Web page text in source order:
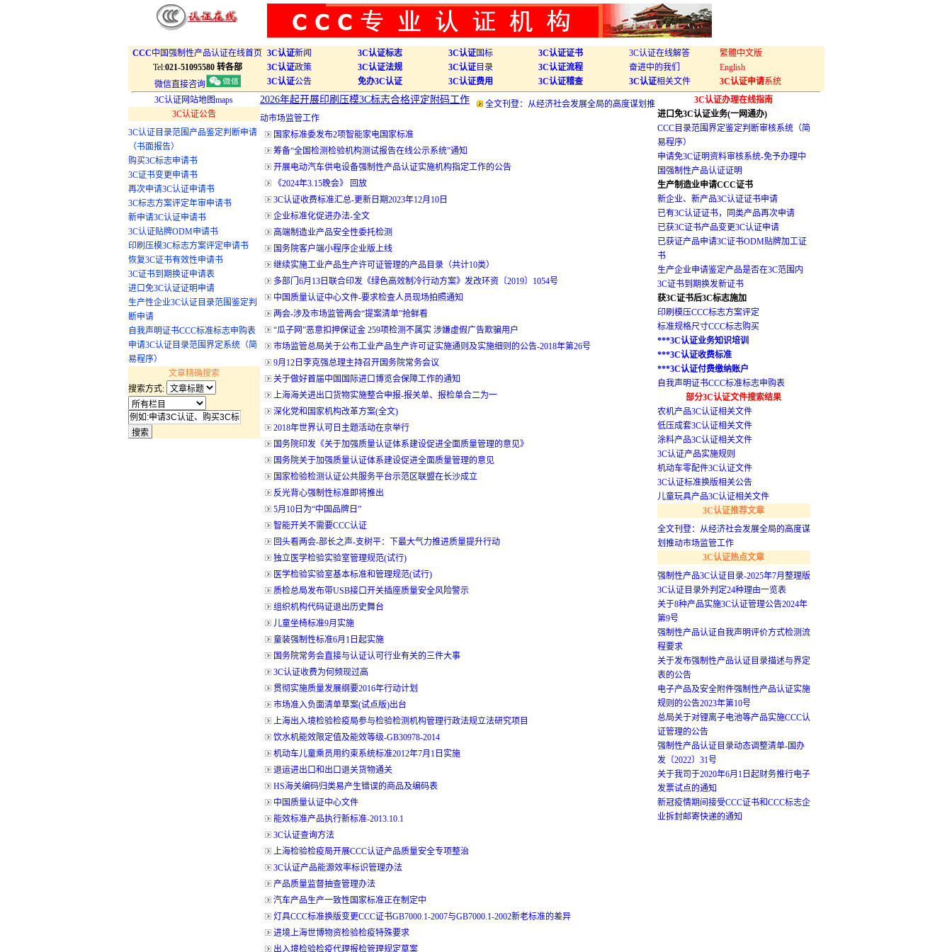
CCC中国强制性产品认证在线首页
Tel:021-51095580 转各部
微信直接咨询
3C认证新闻
3C认证政策
3C认证公告
3C认证标志
3C认证法规
免办3C认证
3C认证国标
3C认证目录
3C认证费用
3C认证证书
3C认证流程
3C认证稽查
3C认证在线解答
奋进中的我们
3C认证相关文件
繁體中文版
English
3C认证申请系统
3C认证网站地图maps
3C认证公告
3C认证目录范围产品鉴定判断申请
（书面报告）
购买3C标志申请书
3C证书变更申请书
再次申请3C认证申请书
3C标志方案评定年审申请书
新申请3C认证申请书
3C认证贴牌ODM申请书
印刷压模3C标志方案评定申请书
恢复3C证书有效性申请书
3C证书到期换证申请表
进口免3C认证证明申请
生产性企业3C认证目录范围鉴定判
断申请
自我声明证书CCC标准标志申购表
申请3C认证目录范围界定系统（简
易程序）
文章精确搜索
搜索方式:
2026年起开展印刷压模3C标志合格评定附码工作
全文刊登：从经济社会发展全局的高度谋划推
动市场监管工作
国家标准委发布2项智能家电国家标准
筹备“全国检测检验机构测试报告在线公示系统”通知
开展电动汽车供电设备强制性产品认证实施机构指定工作的公告
《2024年3.15晚会》 回放
3C认证收费标准汇总-更新日期2023年12月10日
企业标准化促进办法-全文
高端制造业产品安全性委托检测
国务院客户端小程序企业版上线
继续实施工业产品生产许可证管理的产品目录（共计10类）
多部门6月13日联合印发《绿色高效制冷行动方案》发改环资〔2019〕1054号
中国质量认证中心文件-要求检查人员现场拍照通知
两会-涉及市场监管两会“提案清单”抢鲜看
“瓜子网”恶意扣押保证金 259项检测不属实 涉嫌虚假广告欺骗用户
市场监管总局关于公布工业产品生产许可证实施通则及实施细则的公告-2018年第26号
9月12日李克强总理主持召开国务院常务会议
关于做好首届中国国际进口博览会保障工作的通知
上海海关进出口货物实施整合申报-报关单、报检单合二为一
深化党和国家机构改革方案(全文)
2018年世界认可日主题活动在京举行
国务院印发《关于加强质量认证体系建设促进全面质量管理的意见》
国务院关于加强质量认证体系建设促进全面质量管理的意见
国家检验检测认证公共服务平台示范区联盟在长沙成立
反光背心强制性标准即将推出
5月10日为“中国品牌日”
智能开关不需要CCC认证
回头看两会-部长之声-支树平：下最大气力推进质量提升行动
独立医学检验实验室管理规范(试行)
医学检验实验室基本标准和管理规范(试行)
质检总局发布带USB接口开关插座质量安全风险警示
组织机构代码证退出历史舞台
儿童坐椅标准9月实施
童装强制性标准6月1日起实施
国务院常务会直接与认证认可行业有关的三件大事
3C认证收费为何频现过高
贯彻实施质量发展纲要2016年行动计划
市场准入负面清单草案(试点版)出台
上海出入境检验检疫局参与检验检测机构管理行政法规立法研究项目
饮水机能效限定值及能效等级-GB30978-2014
机动车儿童乘员用约束系统标准2012年7月1日实施
退运进出口和出口退关货物通关
HS海关编码归类易产生错误的商品及编码表
中国质量认证中心文件
能效标准产品执行新标准-2013.10.1
3C认证查询方法
上海检验检疫局开展CCC认证产品质量安全专项整治
3C认证产品能源效率标识管理办法
产品质量监督抽查管理办法
汽车产品生产一致性国家标准正在制定中
灯具CCC标准换版变更CCC证书GB7000.1-2007与GB7000.1-2002新老标准的差异
进境上海世博物资检验检疫特殊要求
出入境检验检疫代理报检管理规定草案
3C认证办理在线指南
进口免3C认证业务(一网通办)
CCC目录范围界定鉴定判断审核系统（简
易程序）
申请免3C证明资料审核系统-免予办理中
国强制性产品认证证明
生产制造业申请CCC证书
新企业、新产品3C认证证书申请
已有3C认证证书，同类产品再次申请
已获3C证书产品变更3C认证申请
已获证产品申请3C证书ODM贴牌加工证
书
生产企业申请鉴定产品是否在3C范围内
3C证书到期换发新证书
获3C证书后3C标志施加
印刷模压CCC标志方案评定
标准规格尺寸CCC标志购买
***3C认证业务知识培训
***3C认证收费标准
***3C认证付费缴纳账户
自我声明证书CCC标准标志申购表
部分3C认证文件搜索结果
农机产品3C认证相关文件
低压成套3C认证相关文件
涂料产品3C认证相关文件
3C认证产品实施规则
机动车零配件3C认证文件
3C认证标准换版相关公告
儿童玩具产品3C认证相关文件
3C认证推荐文章
全文刊登：从经济社会发展全局的高度谋
划推动市场监管工作
3C认证热点文章
强制性产品3C认证目录-2025年7月整理版
3C认证目录外判定24种理由一览表
关于8种产品实施3C认证管理公告2024年
第9号
强制性产品认证自我声明评价方式检测流
程要求
关于发布强制性产品认证目录描述与界定
表的公告
电子产品及安全附件强制性产品认证实施
规则的公告2023年第10号
总局关于对锂离子电池等产品实施CCC认
证管理的公告
强制性产品认证目录动态调整清单-国办
发〔2022〕31号
关于我司于2020年6月1日起财务推行电子
发票试点的通知
新冠疫情期间接受CCC证书和CCC标志企
业拆封邮寄快递的通知